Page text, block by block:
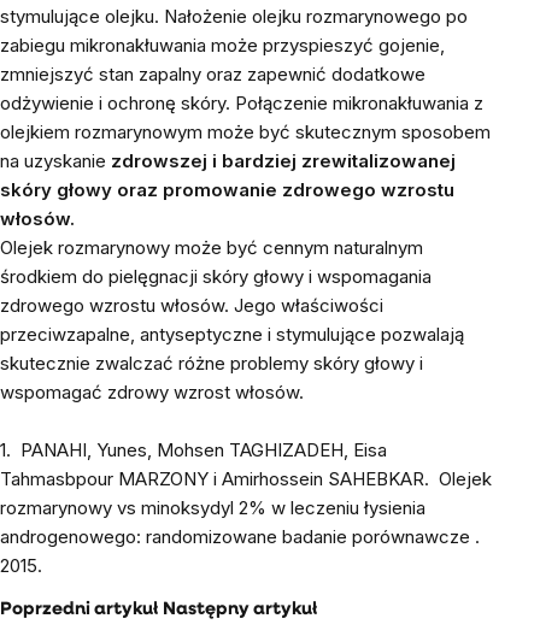
stymulujące olejku. Nałożenie olejku rozmarynowego po
zabiegu mikronakłuwania może przyspieszyć gojenie,
zmniejszyć stan zapalny oraz zapewnić dodatkowe
odżywienie i ochronę skóry. Połączenie mikronakłuwania z
olejkiem rozmarynowym może być skutecznym sposobem
na uzyskanie zdrowszej i bardziej zrewitalizowanej
skóry głowy oraz promowanie zdrowego wzrostu
włosów.
Olejek rozmarynowy może być cennym naturalnym
środkiem do pielęgnacji skóry głowy i wspomagania
zdrowego wzrostu włosów. Jego właściwości
przeciwzapalne, antyseptyczne i stymulujące pozwalają
skutecznie zwalczać różne problemy skóry głowy i
wspomagać zdrowy wzrost włosów.
1. PANAHI, Yunes, Mohsen TAGHIZADEH, Eisa
Tahmasbpour MARZONY i Amirhossein SAHEBKAR. Olejek
rozmarynowy vs minoksydyl 2% w leczeniu łysienia
androgenowego: randomizowane badanie porównawcze .
2015.
Poprzedni artykuł Następny artykuł